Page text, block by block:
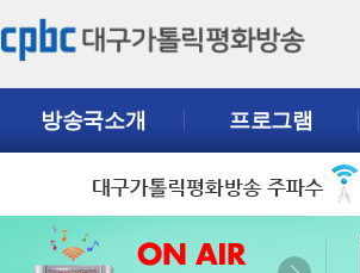
방송국소개 프로그램